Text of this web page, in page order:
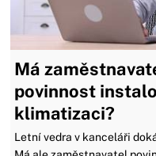
Má
povinnost
klimatizaci?
Letní vedra v kanceláři